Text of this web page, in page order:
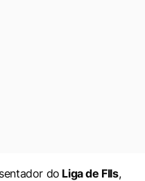
do Liga de FIIs,